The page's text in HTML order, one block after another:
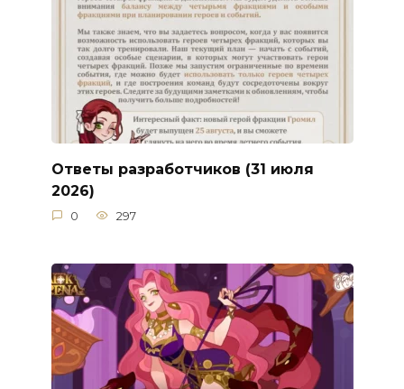
Ответы разработчиков (31 июля
2026)
0 297